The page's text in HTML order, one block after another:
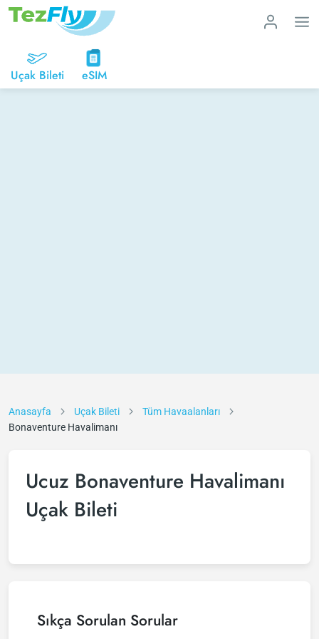
Uçak Bileti eSIM
Anasayfa Uçak Bileti
Tüm Havaalanları
Bonaventure Havalimanı
Ucuz Bonaventure Havalimanı
Uçak Bileti
Sıkça Sorulan Sorular